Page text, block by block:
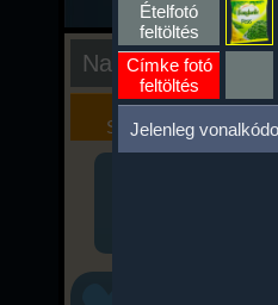
Nap kiértékelése
Kalória
Szimulátor
Ételfotó
feltöltés
Címke fotó
feltöltés
Jelenleg